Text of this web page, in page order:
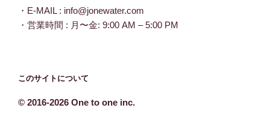
・E-MAIL : info@jonewater.com
・営業時間 : 月〜金: 9:00 AM – 5:00 PM
このサイトについて
© 2016-2026 One to one inc.